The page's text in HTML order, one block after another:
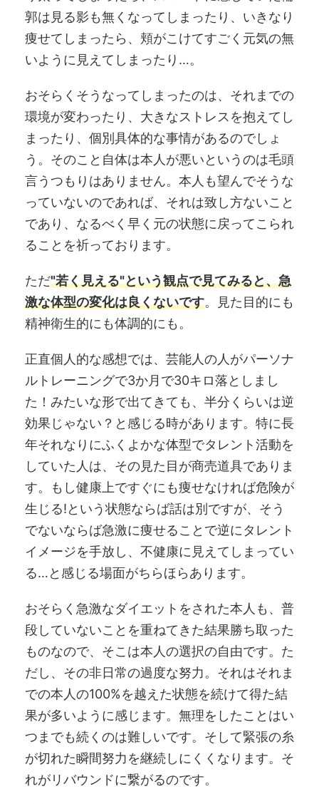
郭は見る影も無くなってしまったり、いきなり
痩せてしまったら、頬がこけてすごく元気の無
いように見えてしまったり…。
おそらくそうなってしまったのは、それまでの
環境が変わったり、大きなストレスを抱えてし
まったり、個別具体的な事情があるのでしょ
う。そのこと自体は本人が悪いというのは毛頭
言うつもりはありません。本人も望んでそうな
っていないのであれば、それは致し方ないこと
であり、なるべく早く元の状態に戻ってこられ
ることを祈っております。
ただ"若く見える"という観点で見てみると、急
激な体型の変化は良くないです。見た目的にも
精神衛生的にも体調的にも。
正直個人的な感想では、芸能人の人がパーソナ
ルトレーニングで3か月で30キロ落としまし
た！みたいな形で出てきても、半分くらいは逆
効果じゃない？と感じる時があります。特に長
年それなりにふくよかな体型でタレント活動を
していた人は、その見た目が商売道具でありま
す。もし健康上ですぐにも痩せなければ危険が
生じる!という状態ならば話は別ですが、そう
でないならば急激に痩せることで逆にタレント
イメージを手放し、不健康に見えてしまってい
る…と感じる場面がちらほらあります。
おそらく急激なダイエットをされた本人も、普
段していないことを重ねてきた結果勝ち取った
ものなので、そこは本人の選択の自由です。た
だし、その非日常の過度な努力。それはそれま
での本人の100%を越えた状態を続けて得た結
果が多いように感じます。無理をしたことはい
つまでも続くのは難しいです。そして緊張の糸
が切れた瞬間努力を継続しにくくなります。そ
れがリバウンドに繋がるのです。